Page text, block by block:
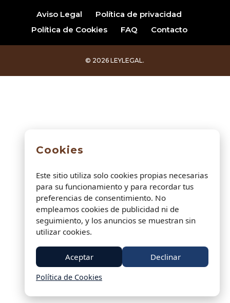
Aviso Legal
Política de privacidad
Política de Cookies
FAQ Contacto
© 2026 LEYLEGAL.
Cookies
Este sitio utiliza solo cookies propias necesarias
para su funcionamiento y para recordar tus
preferencias de consentimiento. No
empleamos cookies de publicidad ni de
seguimiento, y los anuncios se muestran sin
utilizar cookies.
Aceptar Declinar
Política de Cookies